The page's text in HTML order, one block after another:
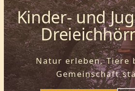
Kinder- und
Natur erleben, Tiere
Gemeinschaft